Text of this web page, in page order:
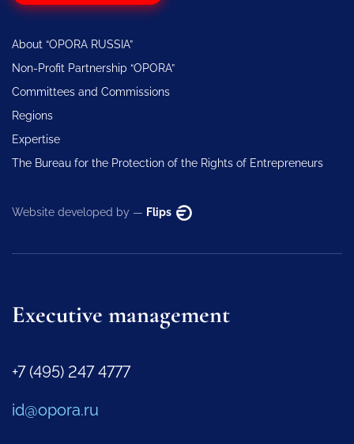
About “OPORA RUSSIA”
Non-Profit Partnership “OPORA”
Committees and Commissions
Regions
Expertise
The Bureau for the Protection of the Rights of Entrepreneurs
Website developed by — Flips
Executive management
+7 (495) 247 4777
id@opora.ru